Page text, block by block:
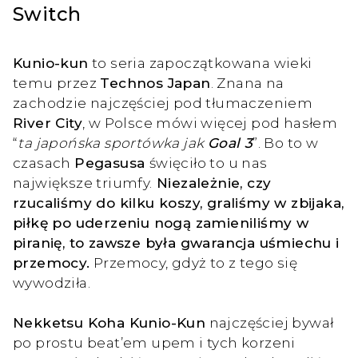
Switch
Kunio-kun to seria zapoczątkowana wieki
temu przez Technos Japan . Znana na
zachodzie najczęściej pod tłumaczeniem
River City , w Polsce mówi więcej pod hasłem
“ta japońska sportówka jak Goal 3”. Bo to w
czasach Pegasusa święciło to u nas
największe triumfy. Niezależnie, czy
rzucaliśmy do kilku koszy, graliśmy w zbijaka,
piłkę po uderzeniu nogą zamieniliśmy w
piranię, to zawsze była gwarancja uśmiechu i
przemocy. Przemocy, gdyż to z tego się
wywodziła.
Nekketsu Koha Kunio-Kun najczęściej bywał
po prostu beat’em upem i tych korzeni